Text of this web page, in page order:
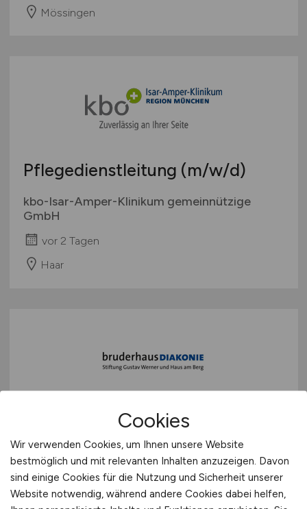
Mössingen
Pflegedienstleitung (m/w/d)
kbo-Isar-Amper-Klinikum gemeinnützige
GmbH
vor 2 Tagen
Haar
Heilerziehungspfleger /
Pflegefachkraft /
Sozialpädagoge(m/w/d)in der
Sozialpsychiatrie
Cookies
Wir verwenden Cookies, um Ihnen unsere Website
bestmöglich und mit relevanten Inhalten anzuzeigen. Davon
sind einige Cookies für die Nutzung und Sicherheit unserer
Website notwendig, während andere Cookies dabei helfen,